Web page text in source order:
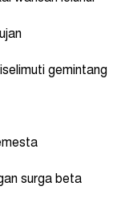
gemintang
surga beta